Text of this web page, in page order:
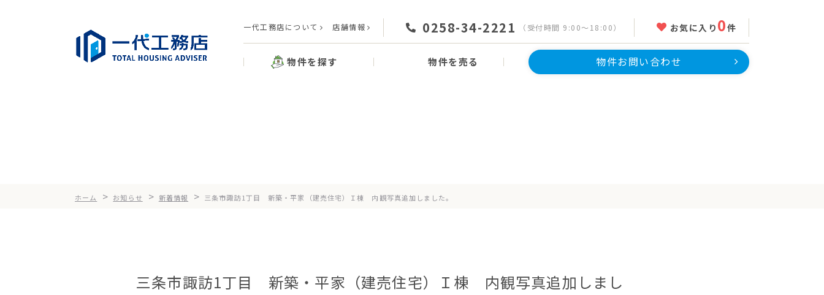
一代工務店について 店舗情報 0258-34-2221 （受付時間 9:00～18:00） お気に入り 0件
物件を探す 物件を売る 物件お問い合わせ
ホーム > お知らせ > 新着情報 > 三条市諏訪1丁目 新築・平家（建売住宅）Ｉ棟 内観写真追加しました。
三条市諏訪1丁目 新築・平家（建売住宅）Ｉ棟 内観写真追加しまし